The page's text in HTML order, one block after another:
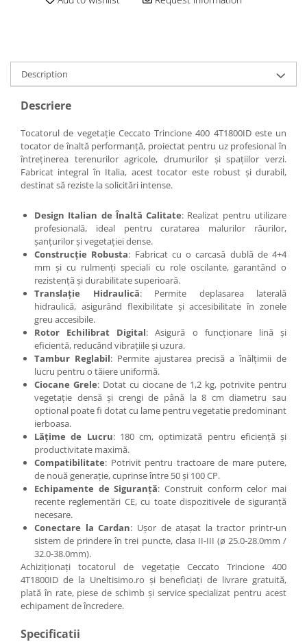
Description
Descriere
Tocatorul de vegetație Ceccato Trincione 400 4T1800ID este un
tocator de înaltă performanță, proiectat pentru uz profesional în
întreținerea terenurilor agricole, drumurilor și spațiilor verzi.
Fabricat integral în Italia, acest tocator este robust și durabil,
destinat să reziste la solicitări intense.
Design Italian de Înaltă Calitate: Realizat pentru utilizare
profesională, ideal pentru curatarea malurilor râurilor,
șanțurilor și vegetației dense.
Construcție Robusta: Fabricat cu o carcasă dublă de 4+4
mm și cu rulmenți speciali cu role oscilante, garantând o
rezistență și durabilitate superioară.
Translație Hidraulică: Permite deplasarea laterală
hidraulică, asigurând flexibilitate și accesibilitate în zonele
greu accesibile.
Rotor Echilibrat Digital: Asigură o funcționare lină și
eficientă, reducând vibrațiile și uzura.
Tambur Reglabil: Permite ajustarea precisă a înălțimii de
lucru pentru o tăiere uniformă.
Ciocane Grele: Dotat cu ciocane de 1,2 kg, potrivite pentru
vegetație densă și crengi de până la 8 cm diametru sau
optional poate fi dotat cu lame pentru vegetatie predominant
ierboasa.
Lățime de Lucru: 180 cm, optimizată pentru eficiență și
productivitate maximă.
Compatibilitate: Potrivit pentru tractoare de mare putere,
de nouă generație, cuprinse între 50 și 100 CP.
Echipamente de Siguranță: Construit conform celor mai
recente reglementări CE, cu toate dispozitivele de siguranță
necesare.
Conectare la Cardan: Ușor de atașat la tractor printr-un
sistem de prindere în trei puncte, clasa II-III (ø 25.0-28.0mm /
32.0-38.0mm).
Achiziționați tocatorul de vegetație Ceccato Trincione 400
4T1800ID de la Uneltisimo.ro și beneficiați de livrare gratuită,
plată în rate, piese de schimb și service specializat pentru acest
echipament de încredere.
Specificatii